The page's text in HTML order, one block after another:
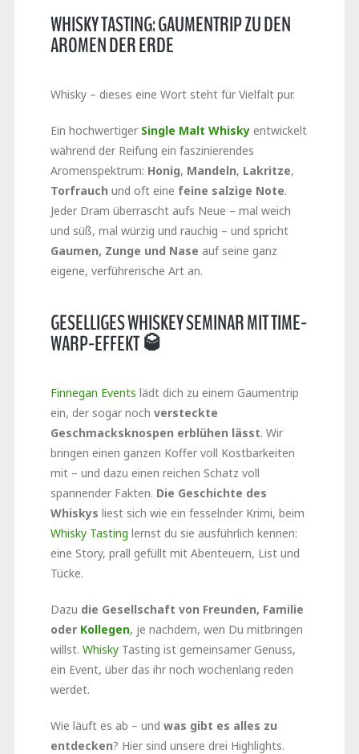
WHISKY TASTING: GAUMENTRIP ZU DEN
AROMEN DER ERDE
Whisky – dieses eine Wort steht für Vielfalt pur.
Ein hochwertiger Single Malt Whiskyentwickelt
während der Reifung ein faszinierendes
Aromenspektrum: Honig, Mandeln, Lakritze,
Torfrauch und oft eine feine salzige Note.
Jeder Dram überrascht aufs Neue – mal weich
und süß, mal würzig und rauchig – und spricht
Gaumen, Zunge und Nase auf seine ganz
eigene, verführerische Art an.
GESELLIGES WHISKEY SEMINAR MIT TIME-
WARP-EFFEKT 🥃
Finnegan Events lädt dich zu einem Gaumentrip
ein, der sogar noch versteckte
Geschmacksknospen erblühen lässt. Wir
bringen einen ganzen Koffer voll Kostbarkeiten
mit – und dazu einen reichen Schatz voll
spannender Fakten. Die Geschichte des
Whiskys liest sich wie ein fesselnder Krimi, beim
Whisky Tasting lernst du sie ausführlich kennen:
eine Story, prall gefüllt mit Abenteuern, List und
Tücke.
Dazu die Gesellschaft von Freunden, Familie
oder Kollegen, je nachdem, wen Du mitbringen
willst. WhiskyTasting ist gemeinsamer Genuss,
ein Event, über das ihr noch wochenlang reden
werdet.
Wie läuft es ab – und was gibt es alles zu
entdecken? Hier sind unsere drei Highlights.